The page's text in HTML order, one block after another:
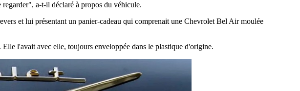
a-t-il déclaré à propos du véhicule.
et lui présentant un panier-cadeau qui comprenait une Chevrolet Bel Air moulée
l'avait avec elle, toujours enveloppée dans le plastique d'origine.